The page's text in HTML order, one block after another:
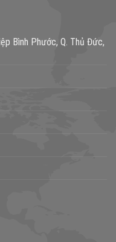
Bình Phước, Q. Thủ Đức,